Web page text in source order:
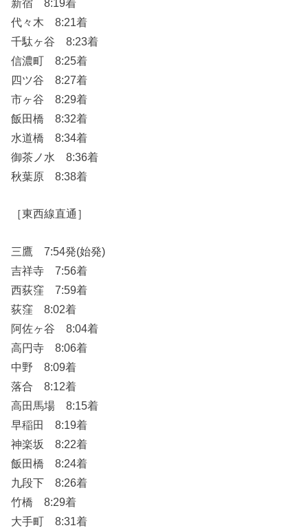
新宿 8:19着
代々木 8:21着
千駄ヶ谷 8:23着
信濃町 8:25着
四ツ谷 8:27着
市ヶ谷 8:29着
飯田橋 8:32着
水道橋 8:34着
御茶ノ水 8:36着
秋葉原 8:38着
［東西線直通］
三鷹 7:54発(始発)
吉祥寺 7:56着
西荻窪 7:59着
荻窪 8:02着
阿佐ヶ谷 8:04着
高円寺 8:06着
中野 8:09着
落合 8:12着
高田馬場 8:15着
早稲田 8:19着
神楽坂 8:22着
飯田橋 8:24着
九段下 8:26着
竹橋 8:29着
大手町 8:31着